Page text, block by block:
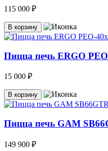
115 000 ₽
В корзину
Пицца печь ERGO
15 000 ₽
В корзину
Пицца печь GAM
149 900 ₽